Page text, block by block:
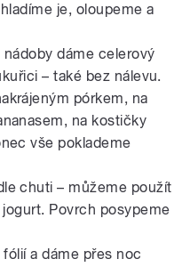
je, oloupeme a
dáme celerový
– také bez nálevu.
pórkem, na
na kostičky
vše poklademe
chuti – můžeme použít
Povrch posypeme
a dáme přes noc